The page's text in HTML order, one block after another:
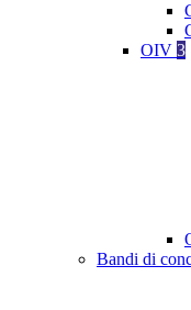
OIV 3
Bandi di